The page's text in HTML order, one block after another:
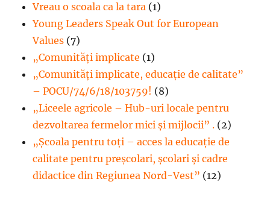
Vreau o scoala ca la tara (1)
Young Leaders Speak Out for European
Values (7)
„Comunități implicate (1)
„Comunități implicate, educație de calitate”
– POCU/74/6/18/103759! (8)
„Liceele agricole – Hub-uri locale pentru
dezvoltarea fermelor mici şi mijlocii” . (2)
„Școala pentru toți – acces la educație de
calitate pentru preșcolari, școlari și cadre
didactice din Regiunea Nord-Vest” (12)